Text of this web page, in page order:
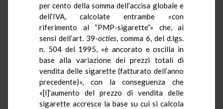
per cento della somma dell’accisa globale e
dell’IVA, calcolate entrambe «con
riferimento al “PMP-sigarette”» che, ai
sensi dell’art. 39-octies, comma 6, del d.lgs.
n. 504 del 1995, «è ancorato e oscilla in
base alla variazione dei prezzi totali di
vendita delle sigarette (fatturato dell’anno
precedente)», con la conseguenza che
«[l]’aumento del prezzo di vendita delle
sigarette accresce la base su cui si calcola